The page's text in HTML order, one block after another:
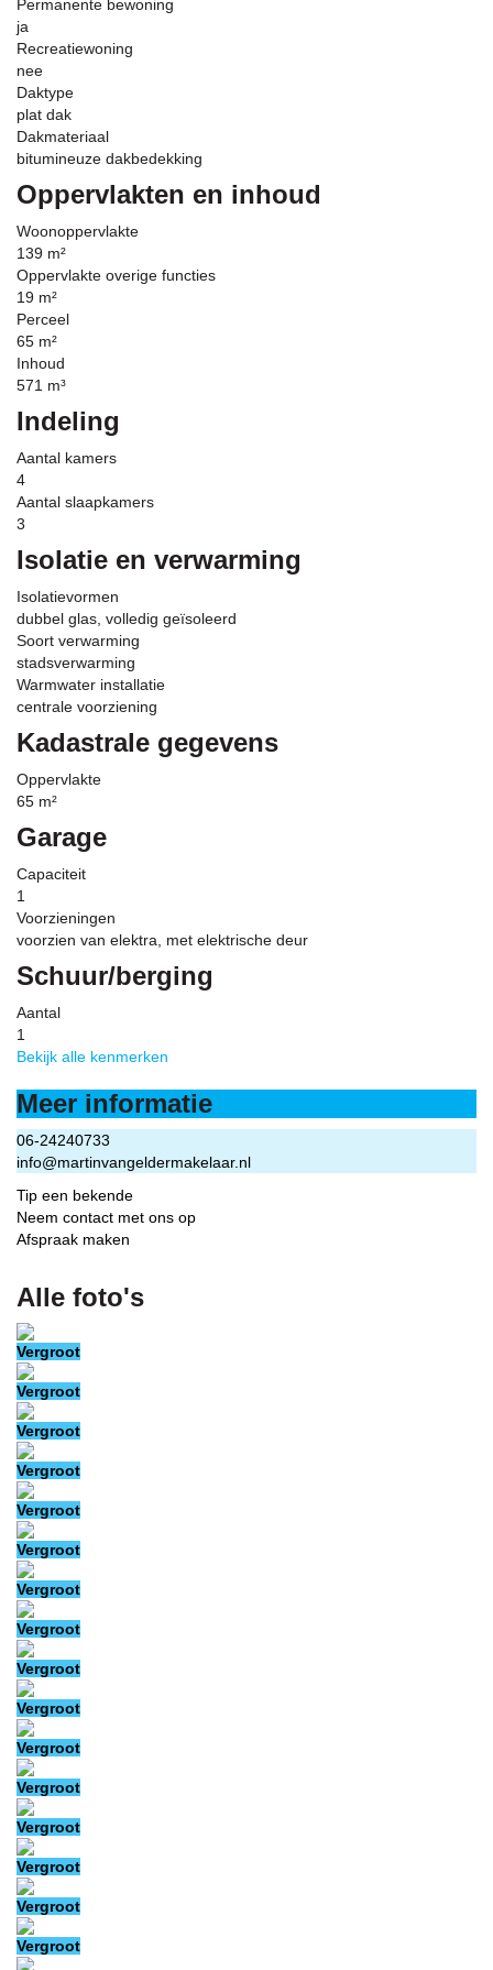
Permanente bewoning
ja
Recreatiewoning
nee
Daktype
plat dak
Dakmateriaal
bitumineuze dakbedekking
Oppervlakten en inhoud
Woonoppervlakte
139 m²
Oppervlakte overige functies
19 m²
Perceel
65 m²
Inhoud
571 m³
Indeling
Aantal kamers
4
Aantal slaapkamers
3
Isolatie en verwarming
Isolatievormen
dubbel glas, volledig geïsoleerd
Soort verwarming
stadsverwarming
Warmwater installatie
centrale voorziening
Kadastrale gegevens
Oppervlakte
65 m²
Garage
Capaciteit
1
Voorzieningen
voorzien van elektra, met elektrische deur
Schuur/berging
Aantal
1
Bekijk alle kenmerken
Meer informatie
06-24240733
info@martinvangeldermakelaar.nl
Tip een bekende
Neem contact met ons op
Afspraak maken
Alle foto's
Vergroot
Vergroot
Vergroot
Vergroot
Vergroot
Vergroot
Vergroot
Vergroot
Vergroot
Vergroot
Vergroot
Vergroot
Vergroot
Vergroot
Vergroot
Vergroot